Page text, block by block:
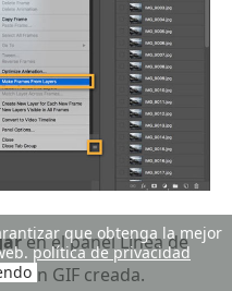
en el panel Línea de
GIF creada.
que obtenga la mejor
política de privacidad